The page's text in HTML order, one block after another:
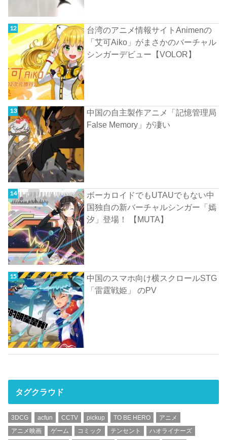
台湾のアニメ情報サイトAnimenの
「艾可Aiko」がまさかのバーチャル
シンガーデビュー【VOLOR】
中国の自主製作アニメ「記憶管理局
False Memory」が凄い
ボーカロイドでもUTAUでもない中
国独自の新バーチャルシンガー「嫣
汐」登場！ 【MUTA】
中国のスマホ向け横スクロールSTG
「雷霆戦姫」 のPV
タグクラウド
3DCG acfun CCTV pickup TO BE HERO
アニメ
アニメ映画
ゲーム コミック テンセント
ハオライナーズ